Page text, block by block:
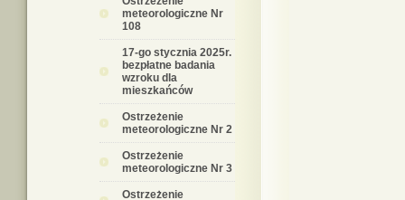
meteorologiczne Nr
108
17-go stycznia 2025r.
bezpłatne badania
wzroku dla
mieszkańców
Ostrzeżenie
meteorologiczne Nr 2
Ostrzeżenie
meteorologiczne Nr 3
Ostrzeżenie